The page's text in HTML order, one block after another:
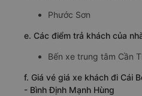
Phước Sơn
e. Các điểm trả khách của
Bến xe trung tâm Cần
f. Giá vé giá xe khách đi Cái
- Bình Định Mạnh Hùng